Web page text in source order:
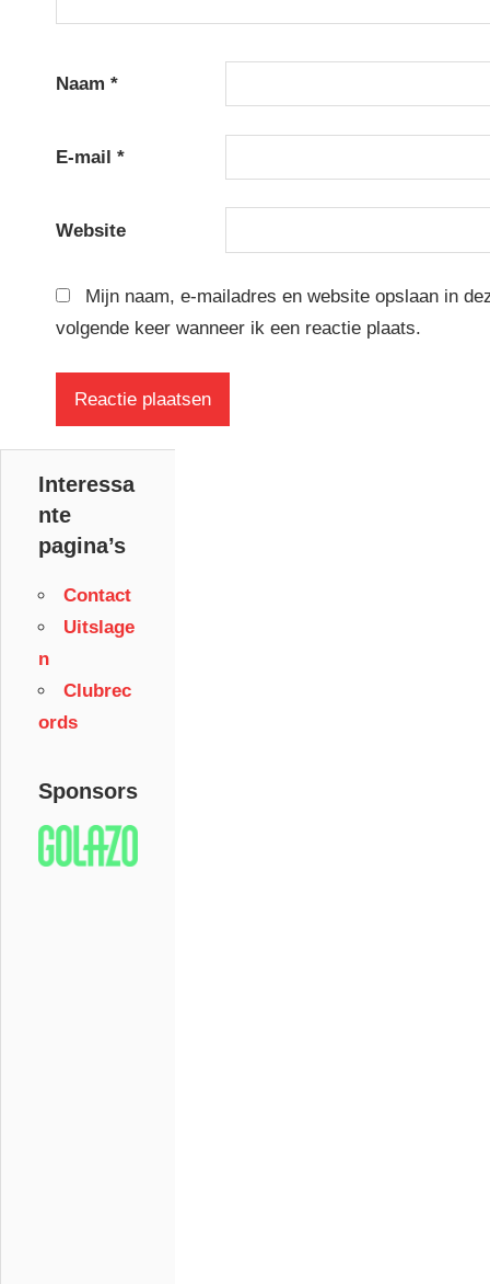
Naam *
E-mail *
Website
Mijn naam, e-mailadres en website opslaan in
volgende keer wanneer ik een reactie plaats.
Interessa
nte
pagina’s
Contact
Uitslage
n
Clubrec
ords
Sponsors